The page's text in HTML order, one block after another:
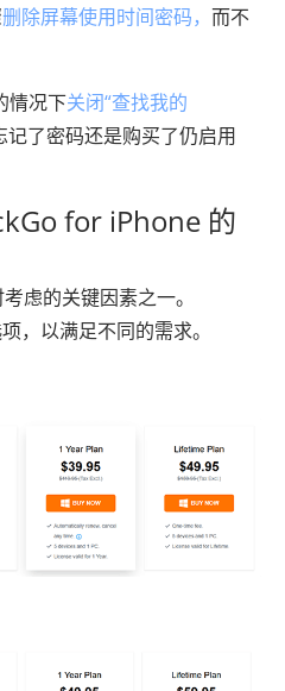
删除屏幕使用时间密码， 而不
情况下关闭“查找我的
记了密码还是购买了仍启用
for iPhone 的
虑的关键因素之一。
，以满足不同的需求。